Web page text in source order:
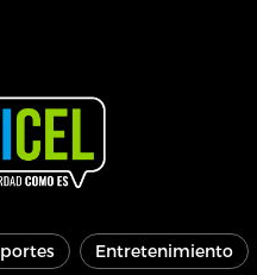
Entretenimiento